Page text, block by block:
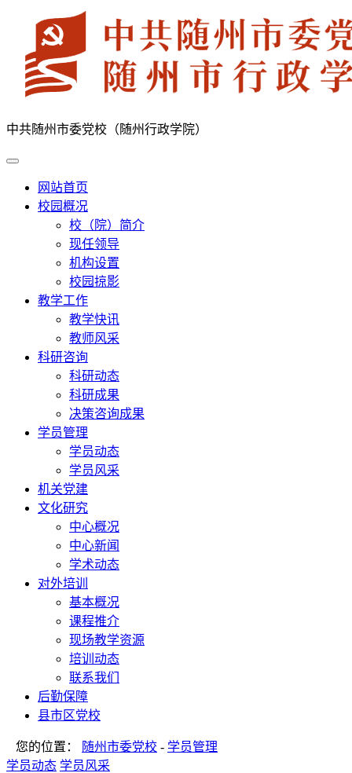
中共随州市委党校（随州行政学院）
网站首页
校园概况
校（院）简介
现任领导
机构设置
校园掠影
教学工作
教学快讯
教师风采
科研咨询
科研动态
科研成果
决策咨询成果
学员管理
学员动态
学员风采
机关党建
文化研究
中心概况
中心新闻
学术动态
对外培训
基本概况
课程推介
现场教学资源
培训动态
联系我们
后勤保障
县市区党校
您的位置： 随州市委党校 - 学员管理
学员动态 学员风采